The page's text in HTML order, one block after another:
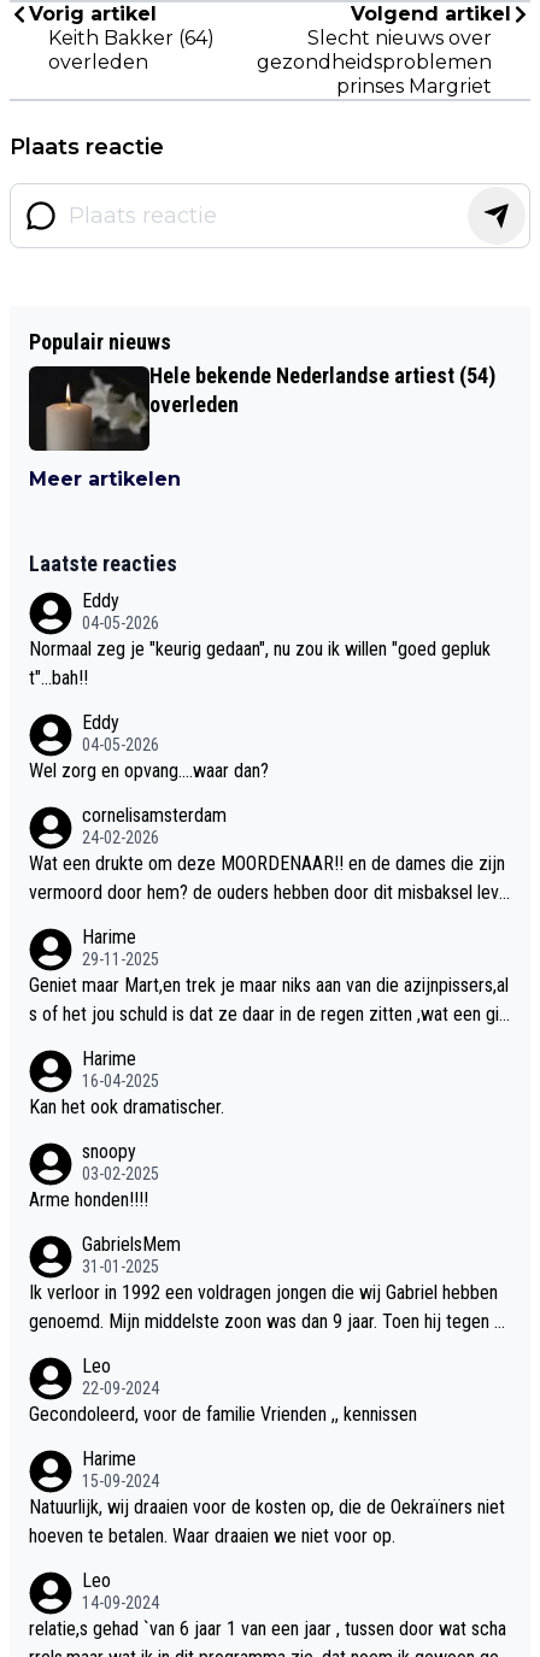
Vorig artikel
Keith Bakker (64)
overleden
Volgend artikel
Slecht nieuws over
gezondheidsproblemen
prinses Margriet
Plaats reactie
Populair nieuws
Hele bekende Nederlandse artiest (54)
overleden
Meer artikelen
Laatste reacties
Eddy
04-05-2026
Normaal zeg je "keurig gedaan", nu zou ik willen "goed gepluk
t"...bah!!
Eddy
04-05-2026
Wel zorg en opvang....waar dan?
cornelisamsterdam
24-02-2026
Wat een drukte om deze MOORDENAAR!! en de dames die zijn
vermoord door hem? de ouders hebben door dit misbaksel leve
t!!
Harime
29-11-2025
Geniet maar Mart,en trek je maar niks aan van die azijnpissers,al
s of het jou schuld is dat ze daar in de regen zitten ,wat een gill
Harime
16-04-2025
Kan het ook dramatischer.
snoopy
03-02-2025
Arme honden!!!!
GabrielsMem
31-01-2025
Ik verloor in 1992 een voldragen jongen die wij Gabriel hebben
genoemd. Mijn middelste zoon was dan 9 jaar. Toen hij tegen d
verteld in Groningen. Ik gun Anouk en Douwe Bob hun rouw verd
riet en als ervaringsdeskundige heb ik zeker begrip hiervoor. Wa
delijk overeenkomend met mijn gezins verlies in 1992 een soor
t ready-made lied geschreven, geproduceerd en op de radio te
beluisteren zijn binnen 12 dagen na het verlies van Anouk en Do
uwe Bob's zoon. Wij hadden zeker geen commerciële energie g
ehad zo snel na ons verlies zoiets te ondernemen en alle ouder
s van overleden kinderen dat ik ken hadden dit ook niet kunnen
bewerkstelligen. Wij voelen nu dat ons aan DB vertelde geschie
Leo
22-09-2024
Gecondoleerd, voor de familie Vrienden ,, kennissen
Harime
15-09-2024
Natuurlijk, wij draaien voor de kosten op, die de Oekraïners niet
hoeven te betalen. Waar draaien we niet voor op.
Leo
14-09-2024
relatie,s gehad `van 6 jaar 1 van een jaar , tussen door wat scha